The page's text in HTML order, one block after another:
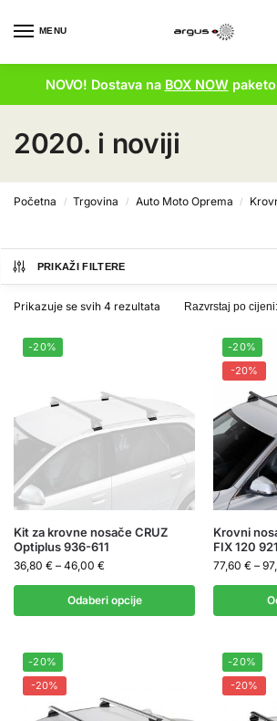
MENU
NOVO! Dostava na BOX NOW
2020. i noviji
Početna / Trgovina / Auto Moto Oprema /
PRIKAŽI FILTERE
Prikazuje se svih 4 rezultata
-20%
Kit za krovne nosače CRUZ
Optiplus 936-611
36,80 € – 46,00 €
Odaberi opcije
-20%
-20%
Krovni
FIX 120
77,60 € –
-20%
-20%
-20%
-20%